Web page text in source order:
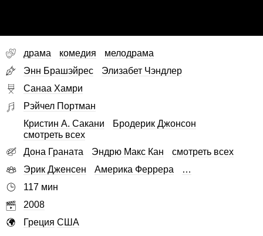
драма комедия
мелодрама
Энн Брашэйрес
Элизабет Чэндлер
Санаа Хамри
Рэйчел Портман
Кристин А. Сакани
Бродерик Джонсон
смотреть всех
Дона Граната
Эндрю Макс Кан
смотреть всех
Эрик Дженсен
Америка Феррера
…
117 мин
2008
Греция США